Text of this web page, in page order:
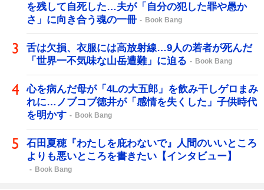
を残して自死した…夫が「自分の犯した罪や愚か
さ」に向き合う魂の一冊
Book Bang
舌は欠損、衣服には高放射線…9人の若者が死んだ
「世界一不気味な山岳遭難」に迫る
Book Bang
心を病んだ母が「4Lの大五郎」を飲み干しゲロまみ
れに…ノブコブ徳井が「感情を失くした」子供時代
を明かす
Book Bang
石田夏穂『わたしを庇わないで』人間のいいところ
よりも悪いところを書きたい【インタビュー】
Book Bang